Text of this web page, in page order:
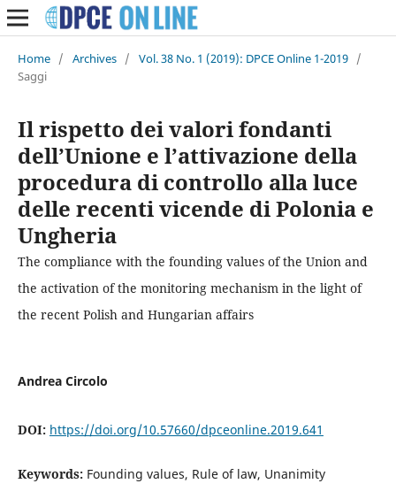
Home / Archives / Vol. 38 No. 1 (2019): DPCE Online 1-2019 /
Saggi
Il rispetto dei valori fondanti
dell’Unione e l’attivazione della
procedura di controllo alla luce
delle recenti vicende di Polonia e
Ungheria
The compliance with the founding values of the Union and
the activation of the monitoring mechanism in the light of
the recent Polish and Hungarian affairs
Andrea Circolo
DOI: https://doi.org/10.57660/dpceonline.2019.641
Keywords: Founding values, Rule of law, Unanimity